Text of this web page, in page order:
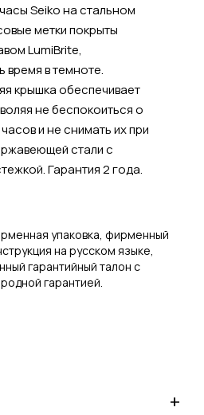
Seiko на стальном
метки покрыты
LumiBrite,
время в темноте.
крышка обеспечивает
не беспокоиться о
и не снимать их при
стали с
Гарантия 2 года.
упаковка, фирменный
на русском языке,
гарантийный талон с
гарантией.
+